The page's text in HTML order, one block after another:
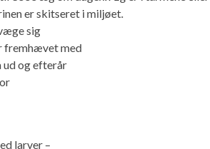
er skitseret i miljøet.
sig
fremhævet med
ud og efterår
larver –